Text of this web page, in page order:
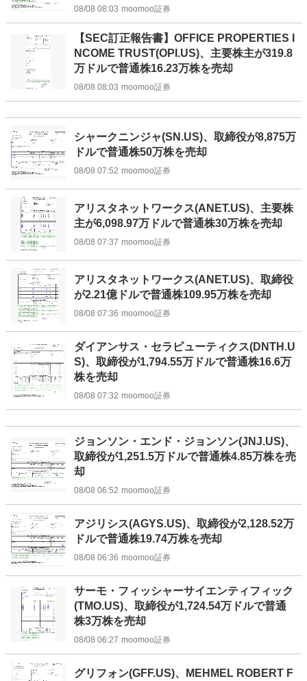
08/08 08:03 moomoo証券
【SEC訂正報告書】OFFICE PROPERTIES I
NCOME TRUST(OPI.US)、主要株主が319.8
万ドルで普通株16.23万株を売却
08/08 08:03 moomoo証券
シャークニンジャ(SN.US)、取締役が8,875万
ドルで普通株50万株を売却
08/08 07:52 moomoo証券
アリスタネットワークス(ANET.US)、主要株
主が6,098.97万ドルで普通株30万株を売却
08/08 07:37 moomoo証券
アリスタネットワークス(ANET.US)、取締役
が2.21億ドルで普通株109.95万株を売却
08/08 07:36 moomoo証券
ダイアンサス・セラピューティクス(DNTH.U
S)、取締役が1,794.55万ドルで普通株16.6万
株を売却
08/08 07:32 moomoo証券
ジョンソン・エンド・ジョンソン(JNJ.US)、
取締役が1,251.5万ドルで普通株4.85万株を売
却
08/08 06:52 moomoo証券
アジリシス(AGYS.US)、取締役が2,128.52万
ドルで普通株19.74万株を売却
08/08 06:36 moomoo証券
サーモ・フィッシャーサイエンティフィック
(TMO.US)、取締役が1,724.54万ドルで普通
株3万株を売却
08/08 06:27 moomoo証券
グリフォン(GFF.US)、MEHMEL ROBERT F